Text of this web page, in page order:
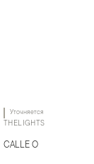
Уточняется
THELIGHTS
CALLE O